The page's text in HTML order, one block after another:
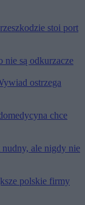
stoi port
nie są odkurzacze
ostrzega
chce
ale nigdy nie
polskie firmy